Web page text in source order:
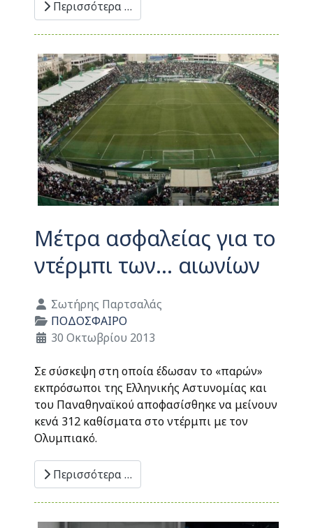
Περισσότερα …
Μέτρα ασφαλείας για το
ντέρμπι των... αιωνίων
Λεπτομέρειες
Σωτήρης Παρτσαλάς
ΠΟΔΟΣΦΑΙΡΟ
30 Οκτωβρίου 2013
Σε σύσκεψη στη οποία έδωσαν το «παρών»
εκπρόσωποι της Ελληνικής Αστυνομίας και
του Παναθηναϊκού αποφασίσθηκε να μείνουν
κενά 312 καθίσματα στο ντέρμπι με τον
Ολυμπιακό.
Περισσότερα …